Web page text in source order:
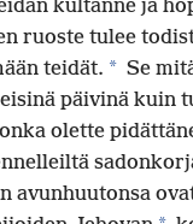
kultanne ja
ruoste tulee
teidät. * Se
päivinä kuin
olette
avunhuutonsa